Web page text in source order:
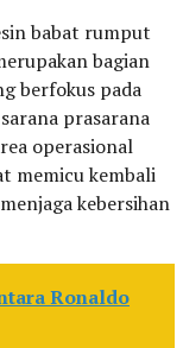
babat rumput
bagian
berfokus pada
prasarana
operasional
memicu kembali
kebersihan
Ronaldo